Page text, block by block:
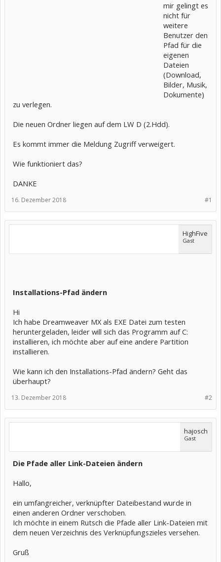
mir gelingt es
nicht für
weitere
Benutzer den
Pfad für die
eigenen
Dateien
(Download,
Bilder, Musik,
Dokumente)
zu verlegen.
Die neuen Ordner liegen auf dem LW D (2.Hdd).
Es kommt immer die Meldung Zugriff verweigert.
Wie funktioniert das?
DANKE
#1
16. Dezember 2018
HighFive
Gast
Installations-Pfad ändern
Hi
Ich habe Dreamweaver MX als EXE Datei zum testen
heruntergeladen, leider will sich das Programm auf C:
installieren, ich möchte aber auf eine andere Partition
installieren.
Wie kann ich den Installations-Pfad ändern? Geht das
überhaupt?
#2
13. Dezember 2018
hajosch
Gast
Die Pfade aller Link-Dateien ändern
Hallo,
ein umfangreicher, verknüpfter Dateibestand wurde in
einen anderen Ordner verschoben.
Ich möchte in einem Rutsch die Pfade aller Link-Dateien mit
dem neuen Verzeichnis des Verknüpfungszieles versehen.
Gruß